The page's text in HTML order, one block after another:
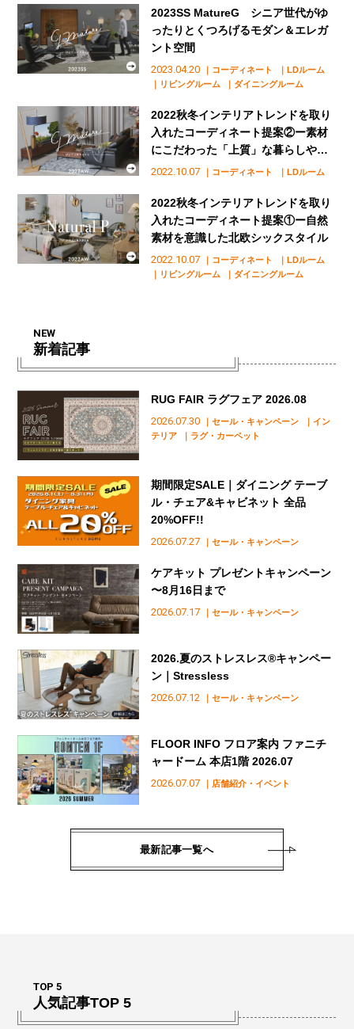
2023.04.20 ｜コーディネート
｜LDルーム
｜リビングルーム
｜ダイニングルーム
2023SS MatureG シニア世代がゆ
ったりとくつろげるモダン＆エレガ
ント空間
2022.10.07 ｜コーディネート ｜LDルーム
2022秋冬インテリアトレンドを取り
入れたコーディネート提案②ー素材
にこだわった「上質」な暮らしやす
い部屋
2022.10.07 ｜コーディネート
｜LDルーム
｜リビングルーム
｜ダイニングルーム
2022秋冬インテリアトレンドを取り
入れたコーディネート提案①ー自然
素材を意識した北欧シックスタイル
NEW
新着記事
2026.07.30 ｜セール・キャンペーン
｜イン
テリア
｜ラグ・カーペット
RUG FAIR ラグフェア 2026.08
2026.07.27 ｜セール・キャンペーン
期間限定SALE｜ダイニング テーブ
ル・チェア&キャビネット 全品
20%OFF!!
2026.07.17 ｜セール・キャンペーン
ケアキット プレゼントキャンペーン
〜8月16日まで
2026.07.12 ｜セール・キャンペーン
2026.夏のストレスレス®︎キャンペー
ン｜Stressless
2026.07.07 ｜店舗紹介・イベント
FLOOR INFO フロア案内 ファニチ
ャードーム 本店1階 2026.07
最新記事一覧へ
TOP 5
人気記事TOP 5